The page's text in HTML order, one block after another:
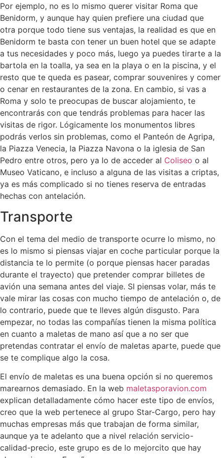
Por ejemplo, no es lo mismo querer visitar Roma que
Benidorm, y aunque hay quien prefiere una ciudad que
otra porque todo tiene sus ventajas, la realidad es que en
Benidorm te basta con tener un buen hotel que se adapte
a tus necesidades y poco más, luego ya puedes tirarte a la
bartola en la toalla, ya sea en la playa o en la piscina, y el
resto que te queda es pasear, comprar souvenires y comer
o cenar en restaurantes de la zona. En cambio, si vas a
Roma y solo te preocupas de buscar alojamiento, te
encontrarás con que tendrás problemas para hacer las
visitas de rigor. Lógicamente los monumentos libres
podrás verlos sin problemas, como el Panteón de Agripa,
la Piazza Venecia, la Piazza Navona o la iglesia de San
Pedro entre otros, pero ya lo de acceder al Coliseo o al
Museo Vaticano, e incluso a alguna de las visitas a criptas,
ya es más complicado si no tienes reserva de entradas
hechas con antelación.
Transporte
Con el tema del medio de transporte ocurre lo mismo, no
es lo mismo si piensas viajar en coche particular porque la
distancia te lo permite (o porque piensas hacer paradas
durante el trayecto) que pretender comprar billetes de
avión una semana antes del viaje. SI piensas volar, más te
vale mirar las cosas con mucho tiempo de antelación o, de
lo contrario, puede que te lleves algún disgusto. Para
empezar, no todas las compañías tienen la misma política
en cuanto a maletas de mano así que a no ser que
pretendas contratar el envío de maletas aparte, puede que
se te complique algo la cosa.
El envío de maletas es una buena opción si no queremos
marearnos demasiado. En la web maletasporavion.com
explican detalladamente cómo hacer este tipo de envíos,
creo que la web pertenece al grupo Star-Cargo, pero hay
muchas empresas más que trabajan de forma similar,
aunque ya te adelanto que a nivel relación servicio-
calidad-precio, este grupo es de lo mejorcito que hay